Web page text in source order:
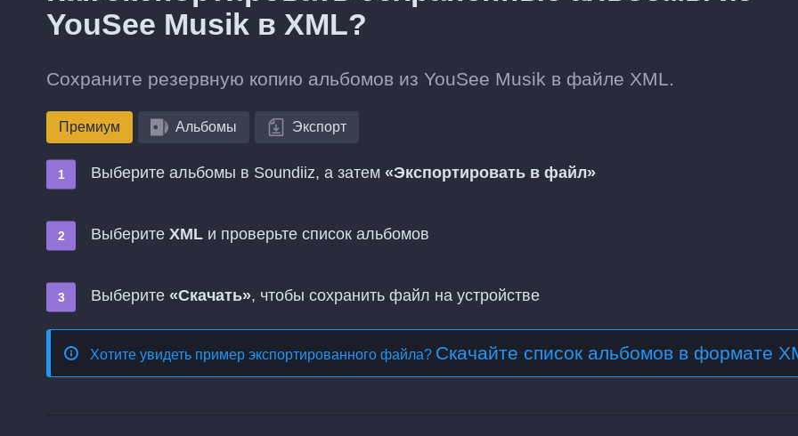
YouSee Musik в XML?
Сохраните резервную копию альбомов из YouSee Musik в файле XML.
Премиум Альбомы Экспорт
Выберите альбомы в Soundiiz, а затем «Экспортировать в файл»
Выберите XML и проверьте список альбомов
Выберите «Скачать», чтобы сохранить файл на устройстве
Хотите увидеть пример экспортированного файла? Скачайте список альбомов в формате